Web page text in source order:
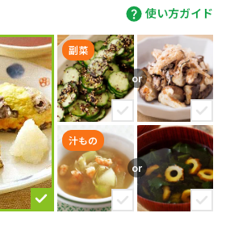
使い方ガイド
副菜
汁もの